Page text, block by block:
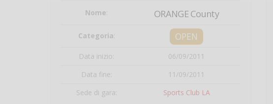
Nome: ORANGE County
Categoria: OPEN
Data inizio:
06/09/2011
Data fine:
11/09/2011
Sede di gara:
Sports Club LA